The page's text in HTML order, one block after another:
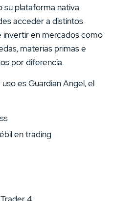
su plataforma nativa
acceder a distintos
invertir en mercados como
materias primas e
por diferencia.
es Guardian Angel, el
en trading